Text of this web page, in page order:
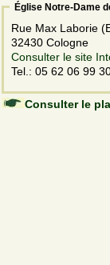
Église Notre-Dame
Rue Max Laborie
32430 Cologne
Consulter le site
Tel.: 05 62 06 99
Consulter le